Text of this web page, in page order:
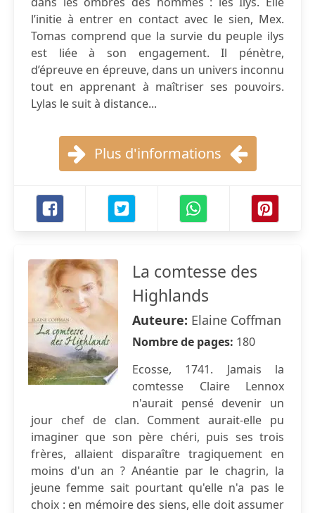
l’initie à entrer en contact avec le sien, Mex.
Tomas comprend que la survie du peuple ilys
est liée à son engagement. Il pénètre,
d’épreuve en épreuve, dans un univers inconnu
tout en apprenant à maîtriser ses pouvoirs.
Lylas le suit à distance...
Plus d'informations
La comtesse des
Highlands
Auteure: Elaine Coffman
Nombre de pages: 180
Ecosse, 1741. Jamais la
comtesse Claire Lennox
n'aurait pensé devenir un
jour chef de clan. Comment aurait-elle pu
imaginer que son père chéri, puis ses trois
frères, allaient disparaître tragiquement en
moins d'un an ? Anéantie par le chagrin, la
jeune femme sait pourtant qu'elle n'a pas le
choix : en mémoire des siens, elle doit assumer